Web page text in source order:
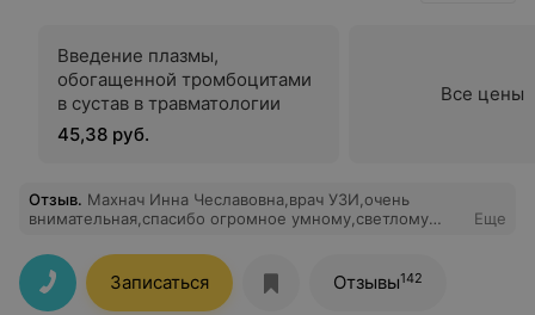
Введение плазмы,
обогащенной тромбоцитами
в сустав в травматологии
45,38 руб.
Все цены
Отзыв. Махнач Инна Чеславовна,врач УЗИ,очень
внимательная,спасибо огромное умному,светлому
Еще
Записаться Отзывы142